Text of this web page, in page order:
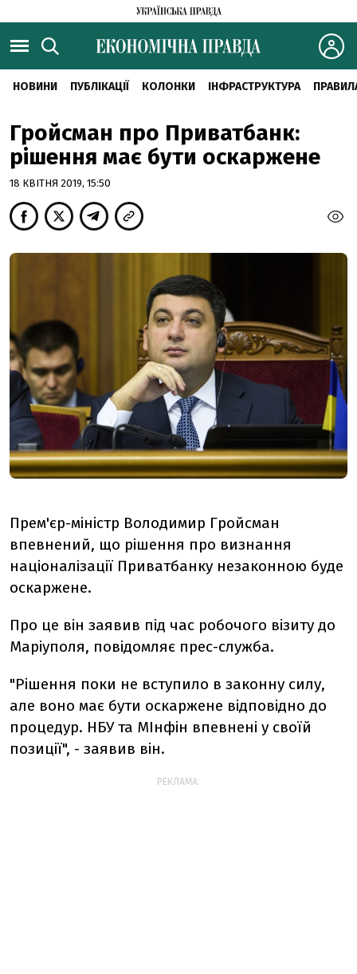
НОВИНИ ПУБЛІКАЦІЇ КОЛОНКИ ІНФРАСТРУКТУРА
Гройсман про Приватбанк:
рішення має бути оскаржене
18 КВІТНЯ 2019, 15:50
Прем'єр-міністр Володимир Гройсман
впевнений, що рішення про визнання
націоналізації Приватбанку незаконною буде
оскаржене.
Про це він заявив під час робочого візиту до
Маріуполя, повідомляє прес-служба.
"Рішення поки не вступило в законну силу,
але воно має бути оскаржене відповідно до
процедур. НБУ та МІнфін впевнені у своїй
позиції", - заявив він.
РЕКЛАМА: